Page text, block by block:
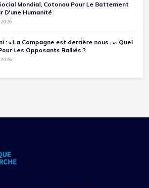
Mondial, Cotonou Pour Le Battement
D'une Humanité
: « La Campagne est derrière nous...». Quel
Les Opposants Ralliés ?